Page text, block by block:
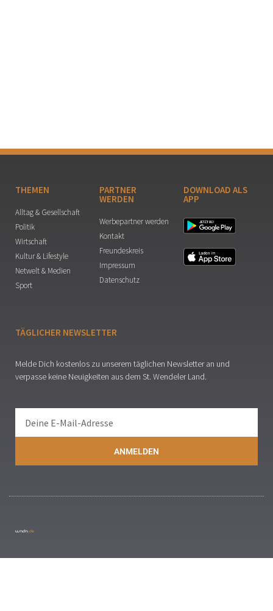
THEMEN
Alltag & Gesellschaft
Politik
Wirtschaft
Kultur & Lifestyle
Netwelt & Medien
Sport
PARTNER
WERDEN
Werbepartner werden
Kontakt
Freundeskreis
Impressum
Datenschutz
DOWNLOAD ALS
APP
TÄGLICHER NEWSLETTER
Melde Dich kostenlos zu unserem täglichen Newsletter an und
verpasse keine Neuigkeiten aus dem St. Wendeler Land.
ANMELDEN